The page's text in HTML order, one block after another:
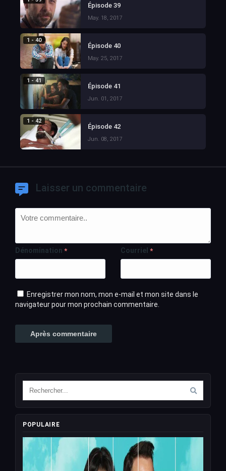
Épisode 39
May. 18, 2017
1 - 40
Épisode 40
May. 25, 2017
1 - 41
Épisode 41
Jun. 01, 2017
1 - 42
Épisode 42
Jun. 08, 2017
Laisser un commentaire
Dénomination * Courriel *
Enregistrer mon nom, mon e-mail et mon site dans le
navigateur pour mon prochain commentaire.
POPULAIRE